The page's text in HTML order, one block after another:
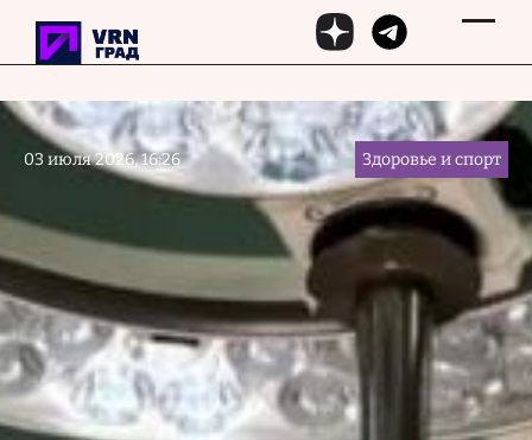
Перейти к основному содержанию
03 июля 2026, 16:26 Здоровье и спорт